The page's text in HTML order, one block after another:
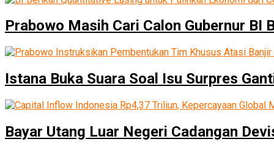
Prabowo Masih Cari Calon Gubernur BI
Istana Buka Suara Soal Isu Surpres
Bayar Utang Luar Negeri Cadangan